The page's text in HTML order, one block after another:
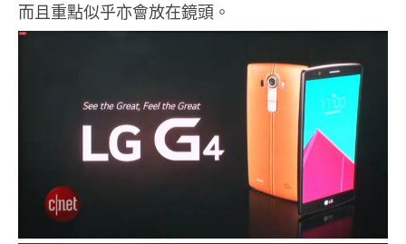
而且重點似乎亦會放在鏡頭。